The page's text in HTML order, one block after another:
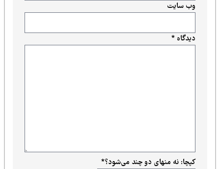
دیدگاه*
وب‌ سایت
کپچا: نه منهای دو چند می‌شود؟*